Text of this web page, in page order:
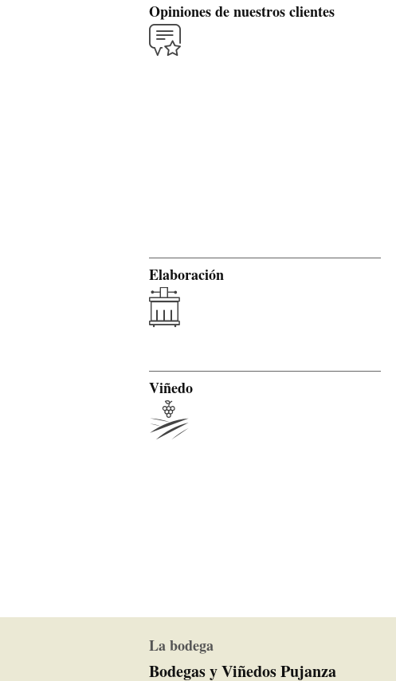
Opiniones de nuestros clientes
Elaboración
Viñedo
La bodega
Bodegas y Viñedos Pujanza